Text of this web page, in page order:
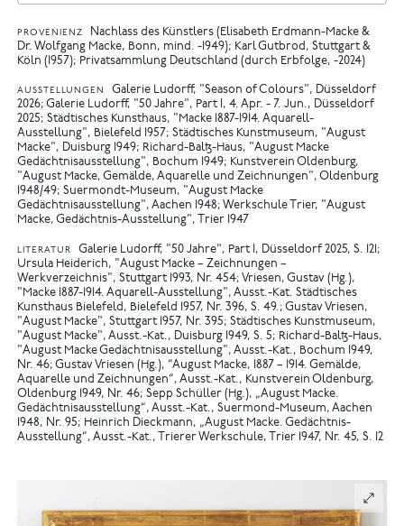
PROVENIENZ
Nachlass des Künstlers (Elisabeth Erdmann-Macke &
Dr. Wolfgang Macke, Bonn, mind. -1949); Karl Gutbrod, Stuttgart &
Köln (1957); Privatsammlung Deutschland (durch Erbfolge, -2024)
AUSSTELLUNGEN
Galerie Ludorff, "Season of Colours", Düsseldorf
2026 Galerie Ludorff, "50 Jahre", Part I, 4. Apr. - 7. Jun., Düsseldorf
2025
Städtisches Kunsthaus, "Macke 1887-1914. Aquarell-
Ausstellung", Bielefeld 1957
Städtisches Kunstmuseum, "August
Macke", Duisburg 1949
Richard-Baltz-Haus, "August Macke
Gedächtnisausstellung", Bochum 1949
Kunstverein Oldenburg,
"August Macke, Gemälde, Aquarelle und Zeichnungen", Oldenburg
1948/49 Suermondt-Museum, "August Macke
Gedächtnisausstellung", Aachen 1948
Werkschule Trier, "August
Macke, Gedächtnis-Ausstellung", Trier 1947
LITERATUR
Galerie Ludorff, "50 Jahre", Part I, Düsseldorf 2025, S. 121
Ursula Heiderich, "August Macke – Zeichnungen –
Werkverzeichnis", Stuttgart 1993, Nr. 454 Vriesen, Gustav (Hg.),
"Macke 1887-1914. Aquarell-Ausstellung", Ausst.-Kat. Städtisches
Kunsthaus Bielefeld, Bielefeld 1957, Nr. 396, S. 49. Gustav Vriesen,
"August Macke", Stuttgart 1957, Nr. 395
Städtisches Kunstmuseum,
"August Macke", Ausst.-Kat., Duisburg 1949, S. 5
Richard-Baltz-Haus,
"August Macke Gedächtnisausstellung", Ausst.-Kat., Bochum 1949,
Nr. 46 Gustav Vriesen (Hg.), “August Macke, 1887 – 1914. Gemälde,
Aquarelle und Zeichnungen“, Ausst.-Kat., Kunstverein Oldenburg,
Oldenburg 1949, Nr. 46 Sepp Schüller (Hg.), „August Macke.
Gedächtnisausstellung“, Ausst.-Kat., Suermond-Museum, Aachen
1948, Nr. 95
Heinrich Dieckmann, „August Macke. Gedächtnis-
Ausstellung“, Ausst.-Kat., Trierer Werkschule, Trier 1947, Nr. 45, S. 12